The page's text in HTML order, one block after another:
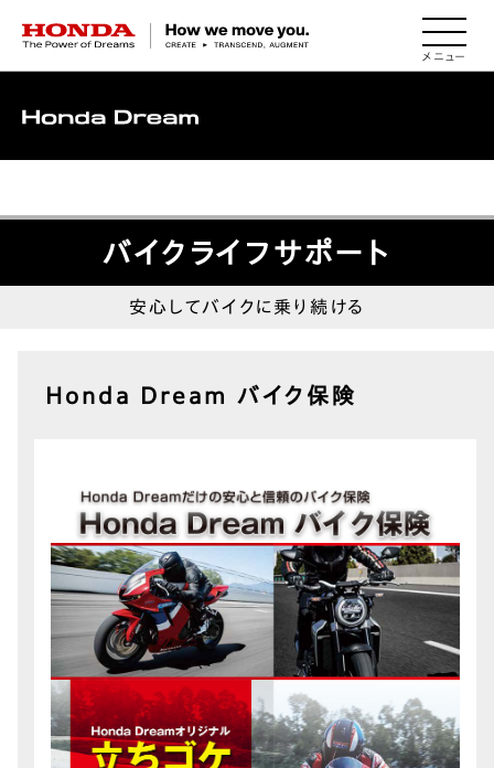
HONDA The Power of Dreams ▽
バイクライフサポート
安心してバイクに乗り続ける
Honda Dream バイク保険